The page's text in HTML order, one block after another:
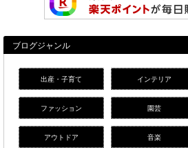
ブログジャンル
出産・子育て インテリア
ファッション 園芸
アウトドア 音楽